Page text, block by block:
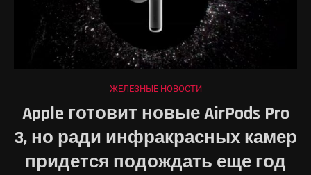
ЖЕЛЕЗНЫЕ НОВОСТИ
Apple готовит новые AirPods Pro
3, но ради инфракрасных камер
придется подождать еще год